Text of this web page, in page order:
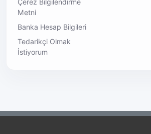
Metni
Banka Hesap Bilgileri
Tedarikçi Olmak
İstiyorum